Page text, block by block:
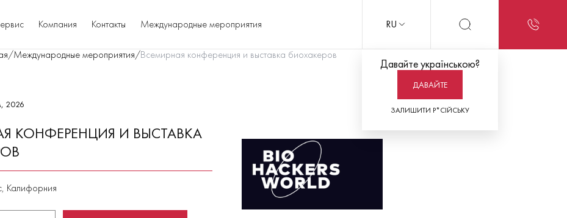
Компания Контакты Международные мероприятия RU
Давайте українською?
ДАВАЙТЕ
ЗАЛИШИТИ Р*СІЙСЬКУ
/Международные мероприятия/Всемирная конференция и выставка биохакеров
2026
КОНФЕРЕНЦИЯ И ВЫСТАВКА
Калифорния